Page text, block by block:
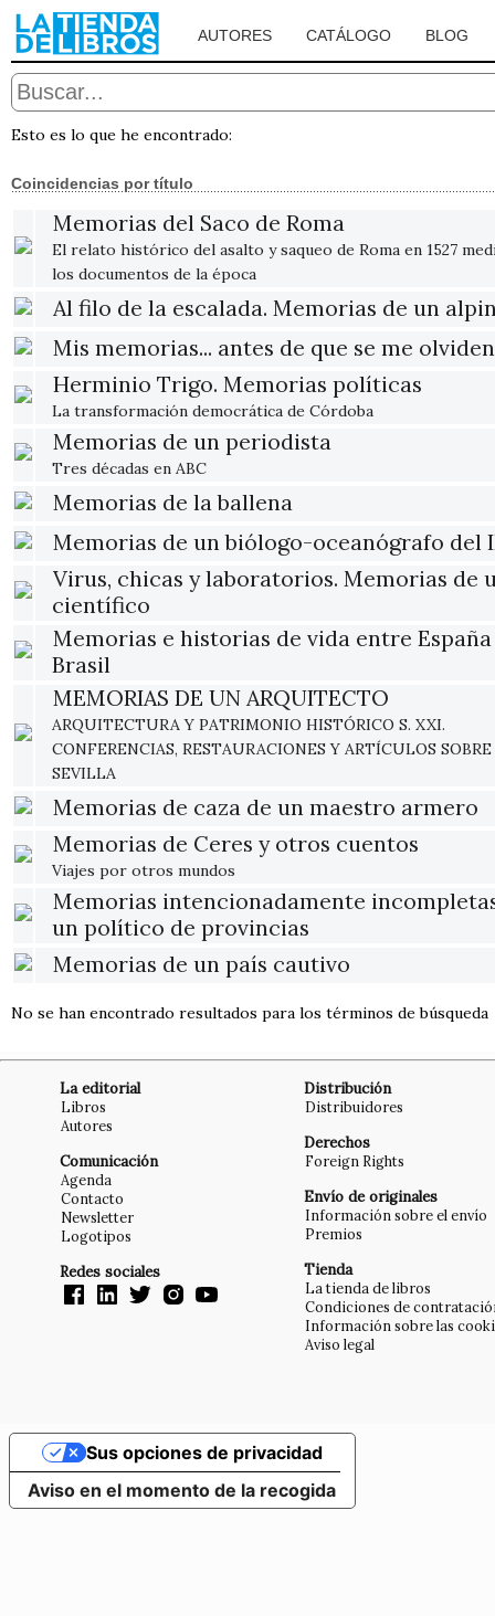
AUTORES CATÁLOGO BLOG
Esto es lo que he encontrado:
Coincidencias por título
Memorias del Saco de Roma
El relato histórico del asalto y saqueo de Roma en 1527
los documentos de la época
Al filo de la escalada. Memorias de un
Mis memorias... antes de que se me olviden
Herminio Trigo. Memorias políticas
La transformación democrática de Córdoba
Memorias de un periodista
Tres décadas en ABC
Memorias de la ballena
Memorias de un biólogo-oceanógrafo del
Virus, chicas y laboratorios. Memorias de
científico
Memorias e historias de vida entre
Brasil
MEMORIAS DE UN ARQUITECTO
ARQUITECTURA Y PATRIMONIO HISTÓRICO S. XXI.
CONFERENCIAS, RESTAURACIONES Y ARTÍCULOS SOBRE
SEVILLA
Memorias de caza de un maestro armero
Memorias de Ceres y otros cuentos
Viajes por otros mundos
Memorias intencionadamente
un político de provincias
Memorias de un país cautivo
No se han encontrado resultados para los términos de búsqueda
La editorial
Libros
Autores
Comunicación
Agenda
Contacto
Newsletter
Logotipos
Redes sociales
Distribución
Distribuidores
Derechos
Foreign Rights
Envío de originales
Información sobre el envío
Premios
Tienda
La tienda de libros
Condiciones de
Información sobre las
Aviso legal
Aviso en el momento de la recogida
Sus opciones de privacidad